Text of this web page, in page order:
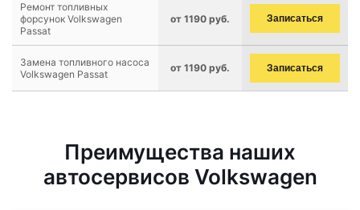
Ремонт топливных
форсунок Volkswagen
Passat
от 1190 руб. Записаться
Замена топливного насоса
Volkswagen Passat
от 1190 руб. Записаться
Преимущества наших
автосервисов Volkswagen